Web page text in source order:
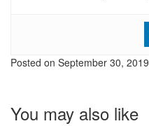
Posted on September 30, 2019
You may also like